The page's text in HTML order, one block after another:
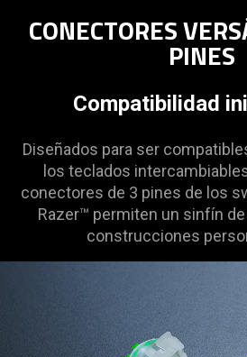
CONECTORES
PINES
Compatibilidad
Diseñados para ser
los teclados
conectores de 3 pines de los
Razer™ permiten un sinfín
construcciones